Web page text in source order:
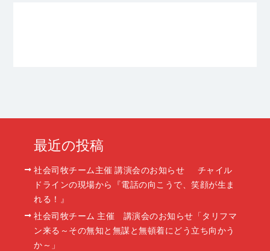
最近の投稿
社会司牧チーム主催 講演会のお知らせ チャイル
ドラインの現場から『電話の向こうで、笑顔が生ま
れる！』
社会司牧チーム 主催 講演会のお知らせ「タリフマ
ン来る～その無知と無謀と無頓着にどう立ち向かう
か～」